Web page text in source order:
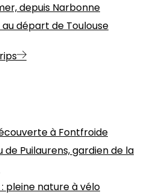
depuis Narbonne
au départ de Toulouse
à Fontfroide
de Puilaurens, gardien de la
pleine nature à vélo